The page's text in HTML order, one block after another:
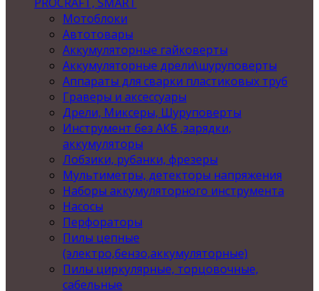
Мотоблоки
Автотовары
Аккумуляторные гайковерты
Аккумуляторные дрели\шуруповерты
Аппараты для сварки пластиковых труб
Граверы и аксессуары
Дрели, Миксеры, Шуруповерты
Инструмент без АКБ ,зарядки,
аккумуляторы
Лобзики, рубанки, фрезеры
Мультиметры, детекторы напряжения
Наборы аккумуляторного инструмента
Насосы
Перфораторы
Пилы цепные
(электро,бензо,аккумуляторные)
Пилы циркулярные, торцовочные,
сабельные